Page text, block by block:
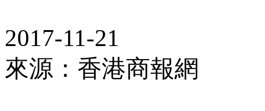
2017-11-21
來源：香港商報網